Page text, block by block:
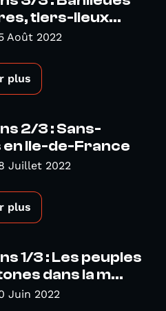
tiers-lieux...
Août 2022
plus
2/3 : Sans-
en Ile-de-France
Juillet 2022
plus
1/3 : Les peuples
dans la m...
Juin 2022